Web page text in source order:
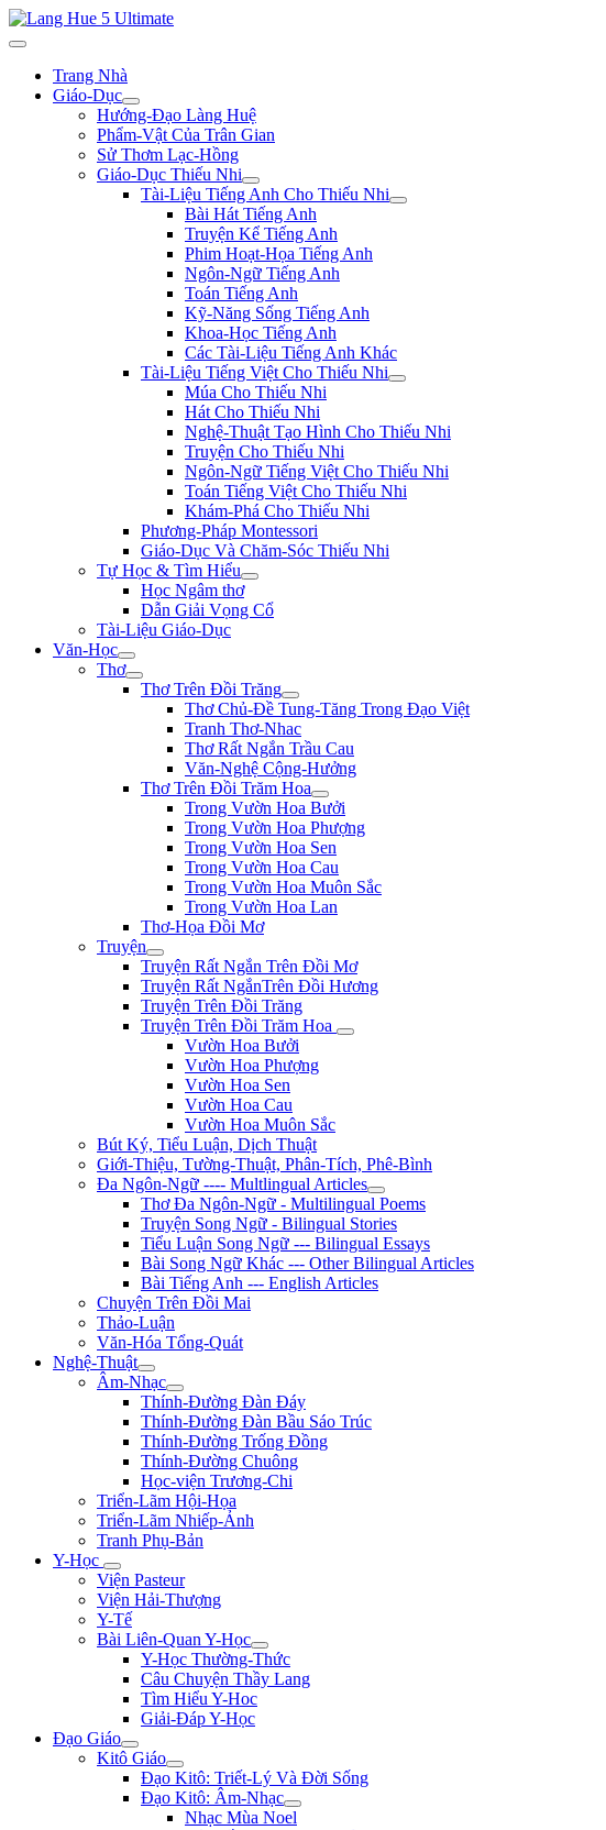
Trang Nhà
Giáo-Dục
Hướng-Đạo Làng Huệ
Phẩm-Vật Của Trân Gian
Sử Thơm Lạc-Hồng
Giáo-Dục Thiếu Nhi
Tài-Liệu Tiếng Anh Cho Thiếu Nhi
Bài Hát Tiếng Anh
Truyện Kể Tiếng Anh
Phim Hoạt-Họa Tiếng Anh
Ngôn-Ngữ Tiếng Anh
Toán Tiếng Anh
Kỹ-Năng Sống Tiếng Anh
Khoa-Học Tiếng Anh
Các Tài-Liệu Tiếng Anh Khác
Tài-Liệu Tiếng Việt Cho Thiếu Nhi
Múa Cho Thiếu Nhi
Hát Cho Thiếu Nhi
Nghệ-Thuật Tạo Hình Cho Thiếu Nhi
Truyện Cho Thiếu Nhi
Ngôn-Ngữ Tiếng Việt Cho Thiếu Nhi
Toán Tiếng Việt Cho Thiếu Nhi
Khám-Phá Cho Thiếu Nhi
Phương-Pháp Montessori
Giáo-Dục Và Chăm-Sóc Thiếu Nhi
Tự Học & Tìm Hiểu
Học Ngâm thơ
Dẫn Giải Vọng Cổ
Tài-Liệu Giáo-Dục
Văn-Học
Thơ
Thơ Trên Đồi Trăng
Thơ Chủ-Đề Tung-Tăng Trong Đạo Việt
Tranh Thơ-Nhac
Thơ Rất Ngắn Trầu Cau
Văn-Nghệ Cộng-Hưởng
Thơ Trên Đồi Trăm Hoa
Trong Vườn Hoa Bưởi
Trong Vườn Hoa Phượng
Trong Vườn Hoa Sen
Trong Vườn Hoa Cau
Trong Vườn Hoa Muôn Sắc
Trong Vườn Hoa Lan
Thơ-Họa Đồi Mơ
Truyện
Truyện Rất Ngắn Trên Đồi Mơ
Truyện Rất NgắnTrên Đồi Hương
Truyện Trên Đồi Trăng
Truyện Trên Đồi Trăm Hoa
Vườn Hoa Bưởi
Vườn Hoa Phượng
Vườn Hoa Sen
Vườn Hoa Cau
Vườn Hoa Muôn Sắc
Bút Ký, Tiểu Luận, Dịch Thuật
Giới-Thiệu, Tường-Thuật, Phân-Tích, Phê-Bình
Đa Ngôn-Ngữ ---- Multlingual Articles
Thơ Đa Ngôn-Ngữ - Multilingual Poems
Truyện Song Ngữ - Bilingual Stories
Tiểu Luận Song Ngữ --- Bilingual Essays
Bài Song Ngữ Khác --- Other Bilingual Articles
Bài Tiếng Anh --- English Articles
Chuyện Trên Đồi Mai
Thảo-Luận
Văn-Hóa Tổng-Quát
Nghệ-Thuật
Âm-Nhạc
Thính-Đường Đàn Đáy
Thính-Đường Đàn Bầu Sáo Trúc
Thính-Đường Trống Đồng
Thính-Đường Chuông
Học-viện Trương-Chi
Triển-Lãm Hội-Họa
Triển-Lãm Nhiếp-Ảnh
Tranh Phụ-Bản
Y-Học
Viện Pasteur
Viện Hải-Thượng
Y-Tế
Bài Liên-Quan Y-Học
Y-Học Thường-Thức
Câu Chuyện Thầy Lang
Tìm Hiểu Y-Hoc
Giải-Đáp Y-Học
Đạo Giáo
Kitô Giáo
Đạo Kitô: Triết-Lý Và Đời Sống
Đạo Kitô: Âm-Nhạc
Nhạc Mùa Noel